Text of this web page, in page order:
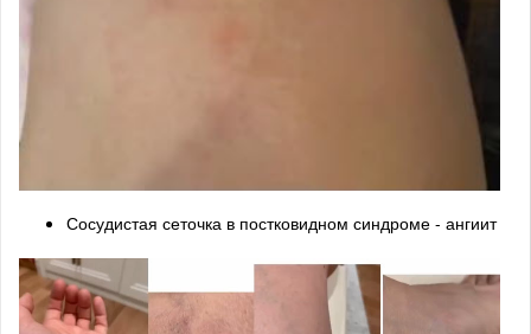
Сосудистая сеточка в постковидном синдроме - ангиит